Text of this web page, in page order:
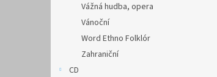
Vážná hudba, opera
Vánoční
Word Ethno Folklór
Zahraniční
CD